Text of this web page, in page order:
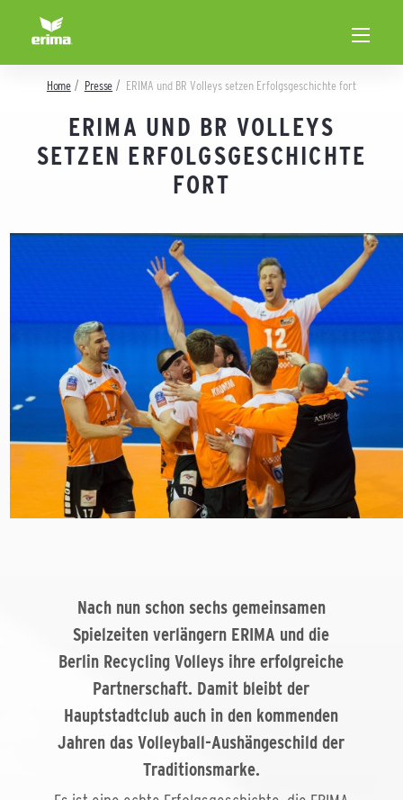
Home Presse ERIMA und BR Volleys setzen Erfolgsgeschichte fort
ERIMA UND BR VOLLEYS
SETZEN ERFOLGSGESCHICHTE
FORT
Nach nun schon sechs gemeinsamen
Spielzeiten verlängern ERIMA und die
Berlin Recycling Volleys ihre erfolgreiche
Partnerschaft. Damit bleibt der
Hauptstadtclub auch in den kommenden
Jahren das Volleyball-Aushängeschild der
Traditionsmarke.